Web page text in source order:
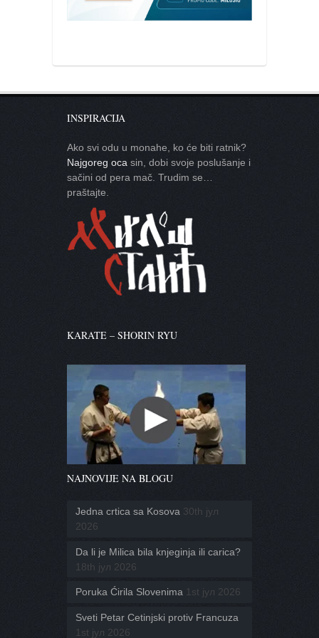
INSPIRACIJA
Ako svi odu u monahe, ko će biti ratnik?
Najgoreg oca sin, dobi svoje poslušanje i
sačini od pera mač. Trudim se…
praštajte.
KARATE – SHORIN RYU
NAJNOVIJE NA BLOGU
Jedna crtica sa Kosova 30th јул
2026
Da li je Milica bila knjeginja ili carica?
18th јул 2026
Poruka Ćirila Slovenima 1st јул 2026
Sveti Petar Cetinjski protiv Francuza
1st јул 2026